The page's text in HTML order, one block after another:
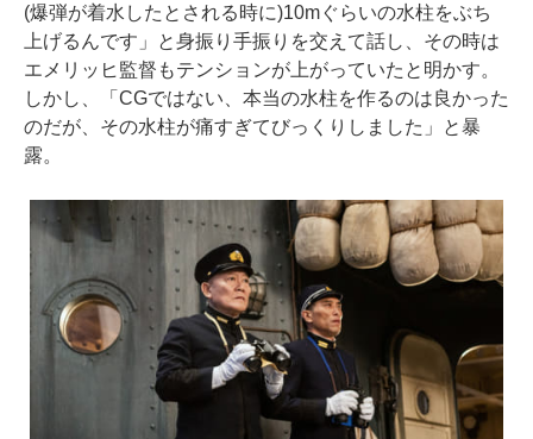
(爆弾が着水したとされる時に)10mぐらいの水柱をぶち
上げるんです」と身振り手振りを交えて話し、その時は
エメリッヒ監督もテンションが上がっていたと明かす。
しかし、「CGではない、本当の水柱を作るのは良かった
のだが、その水柱が痛すぎてびっくりしました」と暴
露。